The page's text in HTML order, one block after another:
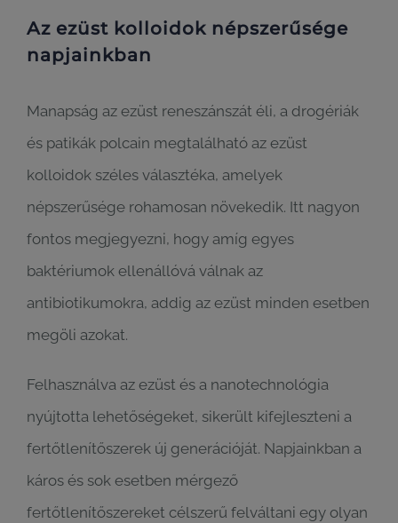
Az ezüst kolloidok népszerűsége
napjainkban
Manapság az ezüst reneszánszát éli, a drogériák
és patikák polcain megtalálható az ezüst
kolloidok széles választéka, amelyek
népszerűsége rohamosan növekedik. Itt nagyon
fontos megjegyezni, hogy amíg egyes
baktériumok ellenállóvá válnak az
antibiotikumokra, addig az ezüst minden esetben
megöli azokat.
Felhasználva az ezüst és a nanotechnológia
nyújtotta lehetőségeket, sikerült kifejleszteni a
fertőtlenítőszerek új generációját. Napjainkban a
káros és sok esetben mérgező
fertőtlenítőszereket célszerű felváltani egy olyan